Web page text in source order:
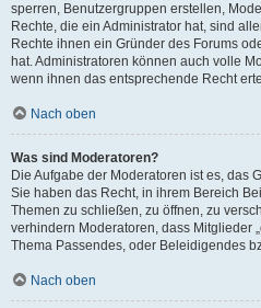
sperren, Benutzergruppen erstellen,
Rechte, die ein Administrator hat, sind
Rechte ihnen ein Gründer des Forums
hat. Administratoren können auch volle
wenn ihnen das entsprechende Recht
Nach oben
Was sind Moderatoren?
Die Aufgabe der Moderatoren ist es, das
Sie haben das Recht, in ihrem Bereich
Themen zu schließen, zu öffnen, zu
verhindern Moderatoren, dass Mitglieder
Thema Passendes, oder Beleidigendes
Nach oben